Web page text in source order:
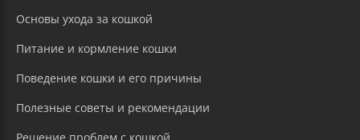
Основы ухода за кошкой
Питание и кормление кошки
Поведение кошки и его причины
Полезные советы и рекомендации
Решение проблем с кошкой